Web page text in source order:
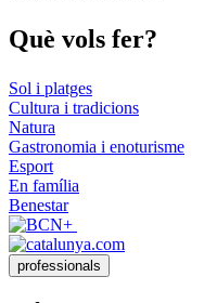
Què vols fer?
Sol i platges
Cultura i tradicions
Natura
Gastronomia i enoturisme
Esport
En família
Benestar
professionals